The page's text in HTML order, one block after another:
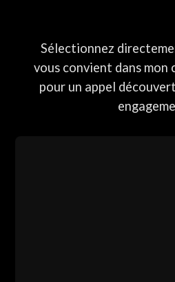
Sélectionnez
vous convient dans mon
pour un appel